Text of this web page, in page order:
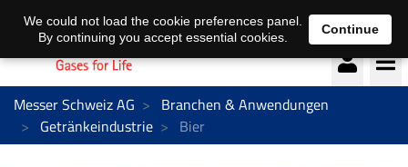
Deutsch français
Messer Schweiz AG
Branchen & Anwendungen
Getränkeindustrie
Bier
We could not load the cookie preferences panel.
By continuing you accept essential cookies.
Continue